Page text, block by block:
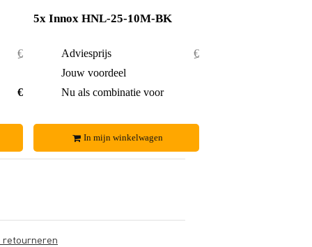
€ 11,90
€ 11,10
5x Innox HNL-25-10M-BK
Adviesprijs
€ 29,75
Jouw voordeel
Nu als combinatie voor
In mijn winkelwagen
retourneren